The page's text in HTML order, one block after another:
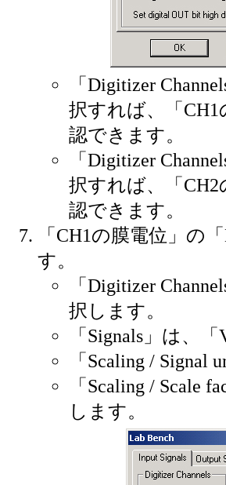
「Digitizer
択すれば、「
認できます。
「Digitizer
択すれば、「
認できます。
「CH1の膜電位」の
す。
「Digitizer
択します。
「Signals」は、
「Scaling /
「Scaling / Scale
します。